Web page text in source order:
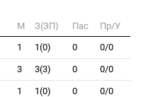
M З(ЗП) Пас
Пр/У
1 1(0) 0 0/0
3 3(3) 0 0/0
1 1(0) 0 0/0